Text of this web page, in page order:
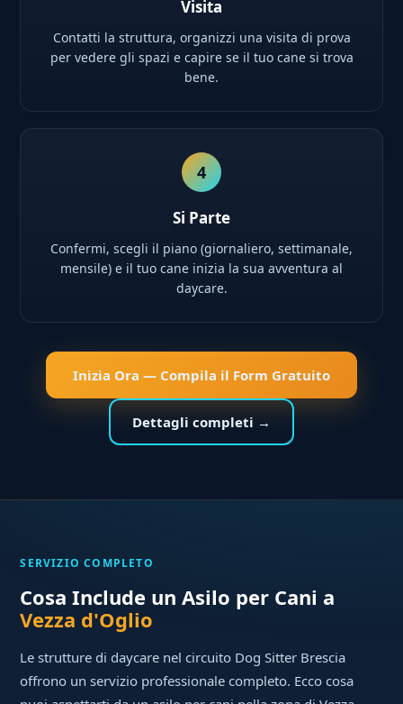
Visita
Contatti la struttura, organizzi una visita di prova
per vedere gli spazi e capire se il tuo cane si trova
bene.
4
Si Parte
Confermi, scegli il piano (giornaliero, settimanale,
mensile) e il tuo cane inizia la sua avventura al
daycare.
Inizia Ora — Compila il Form Gratuito
Dettagli completi →
SERVIZIO COMPLETO
Cosa Include un Asilo per Cani a
Vezza d'Oglio
Le strutture di daycare nel circuito Dog Sitter Brescia
offrono un servizio professionale completo. Ecco cosa